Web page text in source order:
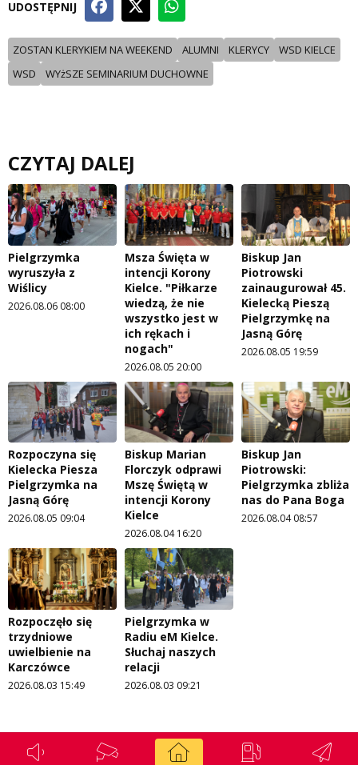
UDOSTĘPNIJ
ZOSTAN KLERYKIEM NA WEEKEND ALUMNI KLERYCY
WSD KIELCE
WSD
WYżSZE SEMINARIUM DUCHOWNE
CZYTAJ DALEJ
Pielgrzymka
wyruszyła z
Wiślicy
2026.08.06 08:00
Msza Święta w
intencji Korony
Kielce. "Piłkarze
wiedzą, że nie
wszystko jest w
ich rękach i
nogach"
2026.08.05 20:00
Biskup Jan
Piotrowski
zainaugurował 45.
Kielecką Pieszą
Pielgrzymkę na
Jasną Górę
2026.08.05 19:59
Rozpoczyna się
Kielecka Piesza
Pielgrzymka na
Jasną Górę
2026.08.05 09:04
Biskup Marian
Florczyk odprawi
Mszę Świętą w
intencji Korony
Kielce
2026.08.04 16:20
Biskup Jan
Piotrowski:
Pielgrzymka zbliża
nas do Pana Boga
2026.08.04 08:57
Rozpoczęło się
trzydniowe
uwielbienie na
Karczówce
2026.08.03 15:49
Pielgrzymka w
Radiu eM Kielce.
Słuchaj naszych
relacji
2026.08.03 09:21